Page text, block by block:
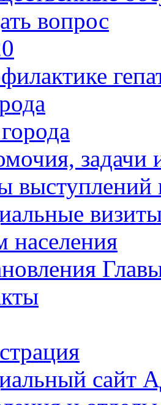
вопрос
задачи
выступлений
населения
сайт